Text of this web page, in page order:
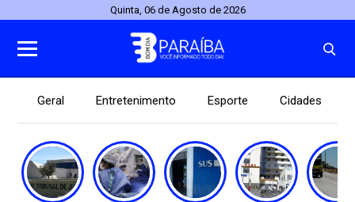
Quinta, 06 de Agosto de 2026
Geral Entretenimento Esporte Cidades